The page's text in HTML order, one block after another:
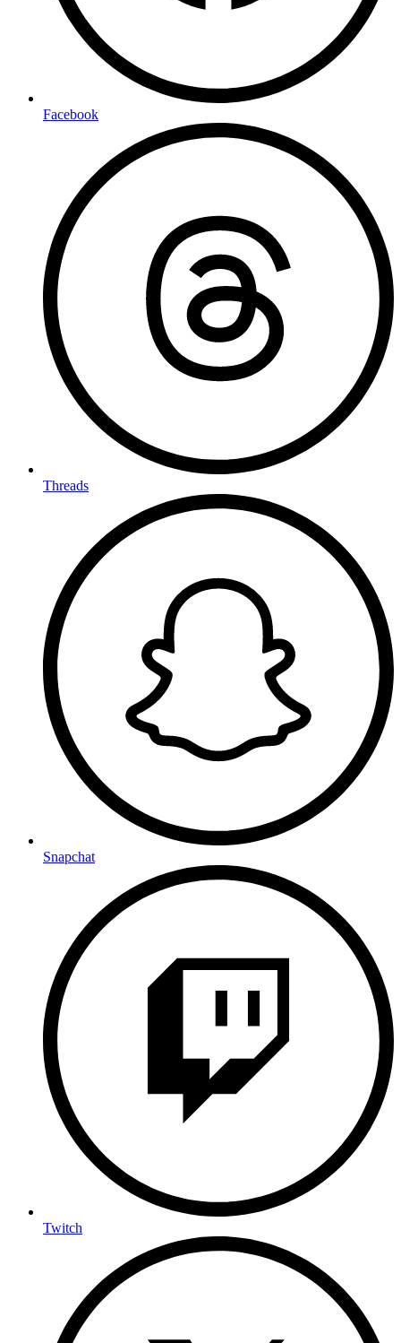
Facebook
Threads
Snapchat
Twitch